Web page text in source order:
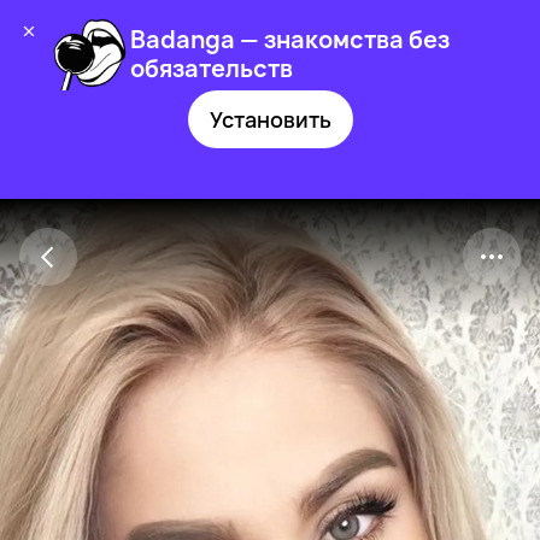
Badanga — знакомства без
обязательств
Установить